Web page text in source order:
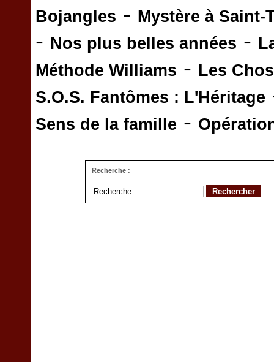
Bojangles - Mystère à Saint-
- Nos plus belles années -
Méthode Williams - Les
S.O.S. Fantômes : L'Héritage
Sens de la famille -
Recherche :